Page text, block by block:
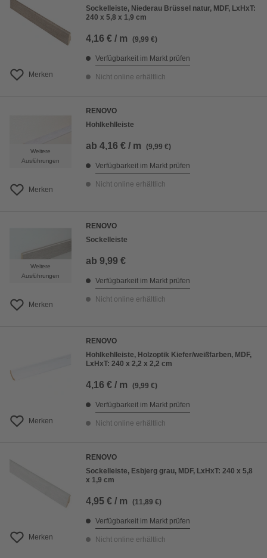
Merken
Sockelleiste, Niederau Brüssel natur, MDF, LxHxT:
240 x 5,8 x 1,9 cm
4,16 € / m (9,99 €)
Verfügbarkeit im Markt prüfen
Nicht online erhältlich
Weitere
Ausführungen
Merken
RENOVO
Hohlkehlleiste
ab 4,16 € / m (9,99 €)
Verfügbarkeit im Markt prüfen
Nicht online erhältlich
Weitere
Ausführungen
Merken
RENOVO
Sockelleiste
ab 9,99 €
Verfügbarkeit im Markt prüfen
Nicht online erhältlich
Merken
RENOVO
Hohlkehlleiste, Holzoptik Kiefer/weißfarben, MDF,
LxHxT: 240 x 2,2 x 2,2 cm
4,16 € / m (9,99 €)
Verfügbarkeit im Markt prüfen
Nicht online erhältlich
Merken
RENOVO
Sockelleiste, Esbjerg grau, MDF, LxHxT: 240 x 5,8
x 1,9 cm
4,95 € / m (11,89 €)
Verfügbarkeit im Markt prüfen
Nicht online erhältlich